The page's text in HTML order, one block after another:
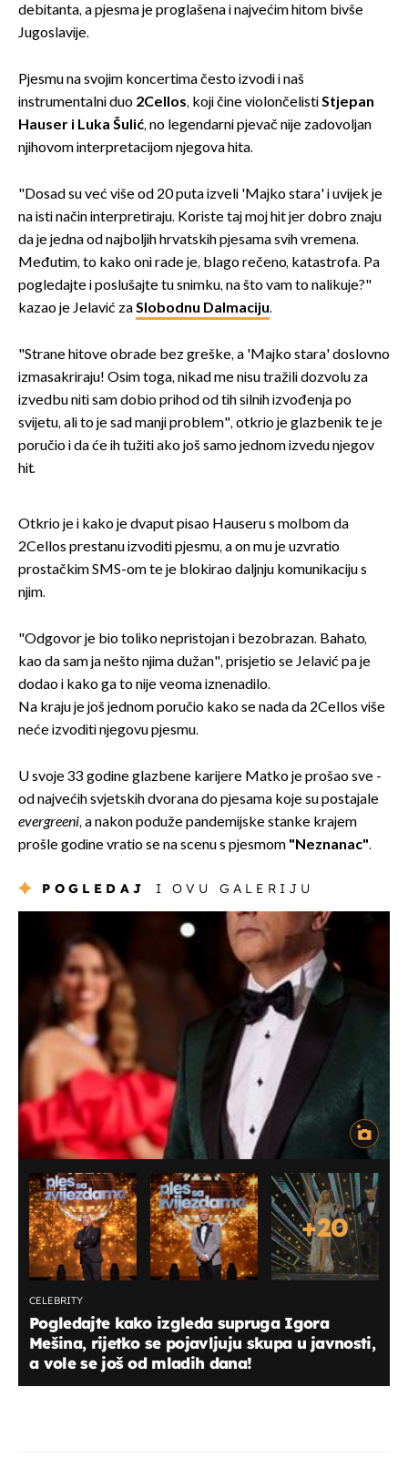
debitanta, a pjesma je proglašena i najvećim hitom bivše
Jugoslavije.
Pjesmu na svojim koncertima često izvodi i naš
instrumentalni duo 2Cellos, koji čine violončelistiStjepan
Hauser i Luka Šulić, no legendarni pjevač nije zadovoljan
njihovom interpretacijom njegova hita.
"Dosad su već više od 20 puta izveli 'Majko stara' i uvijek je
na isti način interpretiraju. Koriste taj moj hit jer dobro znaju
da je jedna od najboljih hrvatskih pjesama svih vremena.
Međutim, to kako oni rade je, blago rečeno, katastrofa. Pa
pogledajte i poslušajte tu snimku, na što vam to nalikuje?"
kazao je Jelavić zaSlobodnu Dalmaciju.
"Strane hitove obrade bez greške, a 'Majko stara' doslovno
izmasakriraju! Osim toga, nikad me nisu tražili dozvolu za
izvedbu niti sam dobio prihod od tih silnih izvođenja po
svijetu, ali to je sad manji problem", otkrio je glazbenik te je
poručio i da će ih tužiti ako još samo jednom izvedu njegov
hit.
Otkrio je i kako je dvaput pisao Hauseru s molbom da
2Cellos prestanu izvoditi pjesmu, a on mu je uzvratio
prostačkim SMS-om te je blokirao daljnju komunikaciju s
njim.
"Odgovor je bio toliko nepristojan i bezobrazan. Bahato,
kao da sam ja nešto njima dužan", prisjetio se Jelavić pa je
dodao i kako ga to nije veoma iznenadilo.
Na kraju je još jednom poručio kako se nada da 2Cellos više
neće izvoditi njegovu pjesmu.
U svoje 33 godine glazbene karijere Matko je prošao sve -
od najvećih svjetskih dvorana do pjesama koje su postajale
evergreeni, a nakon poduže pandemijske stanke krajem
prošle godine vratio se na scenu s pjesmom "Neznanac".
POGLEDAJ I OVU GALERIJU
+20
CELEBRITY
Pogledajte kako izgleda supruga Igora
Mešina, rijetko se pojavljuju skupa u javnosti,
a vole se još od mladih dana!